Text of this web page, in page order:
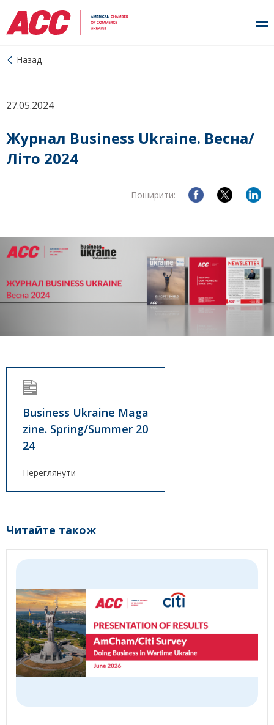
Назад
27.05.2024
Журнал Business Ukraine. Весна/
Літо 2024
Поширити:
Business Ukraine Maga
zine. Spring/Summer 20
24
Переглянути
Читайте також